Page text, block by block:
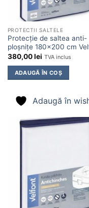
PROTECTII SALTELE
Protecție de saltea anti-
ploșnițe 180×200 cm
380,00lei TVA inclus
ADAUGĂ ÎN COȘ
Adaugă în